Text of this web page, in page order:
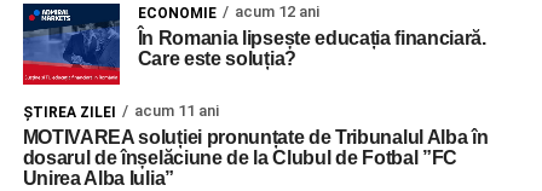
ECONOMIE acum 12 ani
În Romania lipsește educația financiară.
Care este soluția?
ŞTIREA ZILEI acum 11 ani
MOTIVAREA soluției pronunțate de Tribunalul Alba în
dosarul de înșelăciune de la Clubul de Fotbal ”FC
Unirea Alba Iulia”